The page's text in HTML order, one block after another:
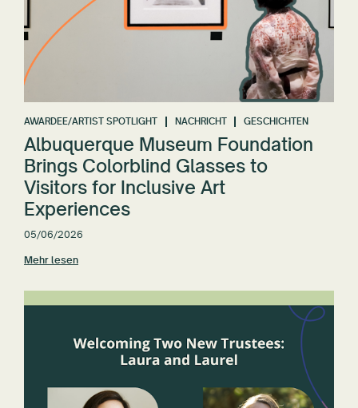
AWARDEE/ARTIST SPOTLIGHT NACHRICHT GESCHICHTEN
Albuquerque Museum Foundation
Brings Colorblind Glasses to
Visitors for Inclusive Art
Experiences
05/06/2026
Mehr lesen